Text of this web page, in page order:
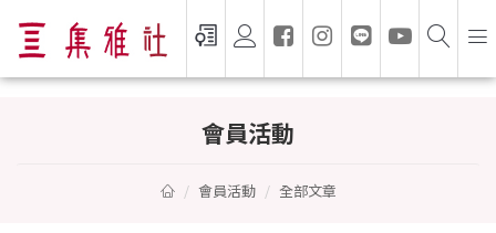
會員活動
會員活動 全部文章